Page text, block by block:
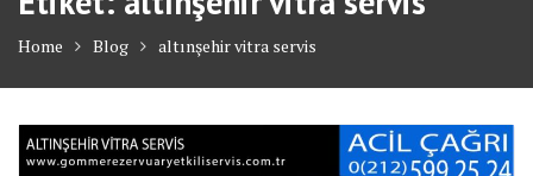
Home Blog altınşehir vitra servis